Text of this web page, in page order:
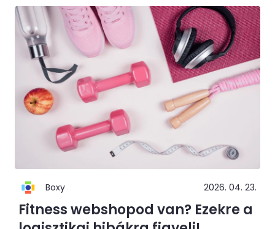
Boxy 2026. 04. 23.
Fitness webshopod van? Ezekre a